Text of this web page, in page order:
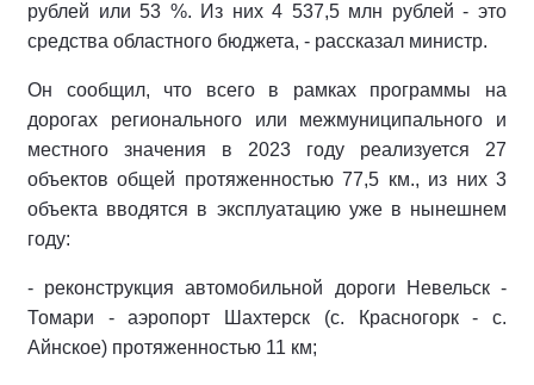
рублей или 53 %. Из них 4 537,5 млн рублей - это
средства областного бюджета, - рассказал министр.
Он сообщил, что всего в рамках программы на
дорогах регионального или межмуниципального и
местного значения в 2023 году реализуется 27
объектов общей протяженностью 77,5 км., из них 3
объекта вводятся в эксплуатацию уже в нынешнем
году:
- реконструкция автомобильной дороги Невельск -
Томари - аэропорт Шахтерск (с. Красногорк - с.
Айнское) протяженностью 11 км;